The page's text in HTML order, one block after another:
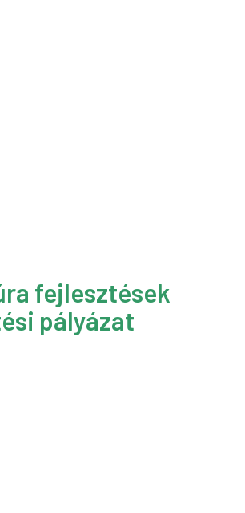
fejlesztések
pályázat